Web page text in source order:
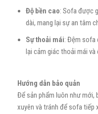
Độ bền cao: Sofa được
dài, mang lại sự an tâm
Sự thoải mái: Đệm sofa
lại cảm giác thoải mái
Hướng dẫn bảo quản
Để sản phẩm luôn như mới,
xuyên và tránh để sofa tiếp